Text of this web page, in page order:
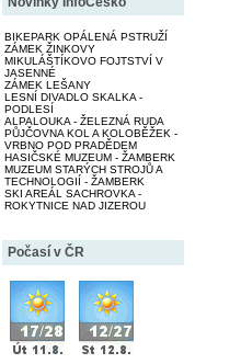
BIKEPARK OPÁLENÁ PSTRUŽÍ
ZÁMEK ŽINKOVY
MIKULÁŠTÍKOVO FOJTSTVÍ V
JASENNÉ
ZÁMEK LEŠANY
LESNÍ DIVADLO SKALKA -
PODLESÍ
ALPALOUKA - ŽELEZNÁ RUDA
PŮJČOVNA KOL A KOLOBĚŽEK -
VRBNO POD PRADĚDEM
HASIČSKÉ MUZEUM - ŽAMBERK
MUZEUM STARÝCH STROJŮ A
TECHNOLOGIÍ - ŽAMBERK
SKI AREÁL SACHROVKA -
ROKYTNICE NAD JIZEROU
Počasí v ČR